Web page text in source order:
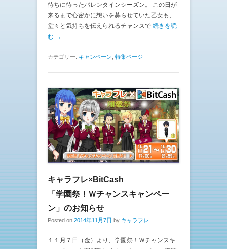
待ちに待ったバレンタインシーズン。 この日が
来るまで心密かに想いを募らせていた乙女も、
堂々と気持ちを伝えられるチャンスで 続きを読
む →
カテゴリー: キャンペーン 特集ページ
キャラフレ×BitCash
「学園祭！Ｗチャンスキャンペー
ン」のお知らせ
Posted on 2014年11月7日 by キャラフレ
１１月７日（金）より、学園祭！Ｗチャンスキ